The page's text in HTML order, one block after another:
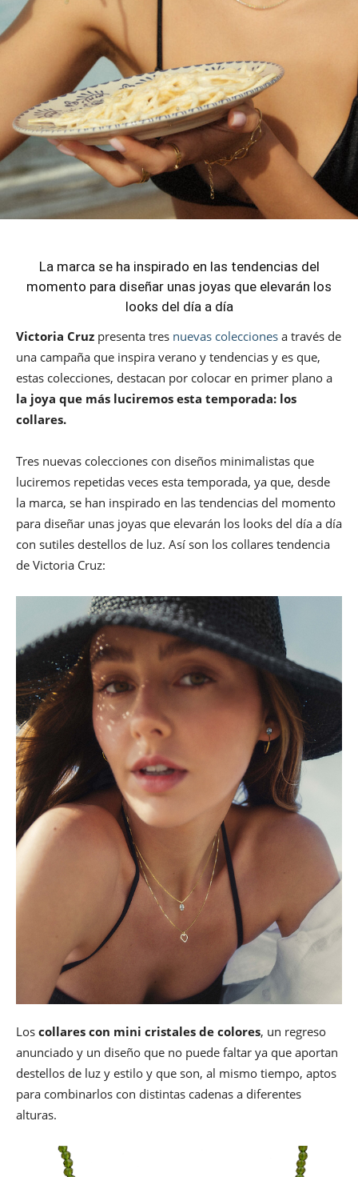
La marca se ha inspirado en las tendencias del
momento para diseñar unas joyas que elevarán los
looks del día a día
Victoria Cruz presenta tres nuevas colecciones a través de
una campaña que inspira verano y tendencias y es que,
estas colecciones, destacan por colocar en primer plano a
la joya que más luciremos esta temporada: los
collares.
Tres nuevas colecciones con diseños minimalistas que
luciremos repetidas veces esta temporada, ya que, desde
la marca, se han inspirado en las tendencias del momento
para diseñar unas joyas que elevarán los looks del día a día
con sutiles destellos de luz. Así son los collares tendencia
de Victoria Cruz:
Los collares con mini cristales de colores, un regreso
anunciado y un diseño que no puede faltar ya que aportan
destellos de luz y estilo y que son, al mismo tiempo, aptos
para combinarlos con distintas cadenas a diferentes
alturas.